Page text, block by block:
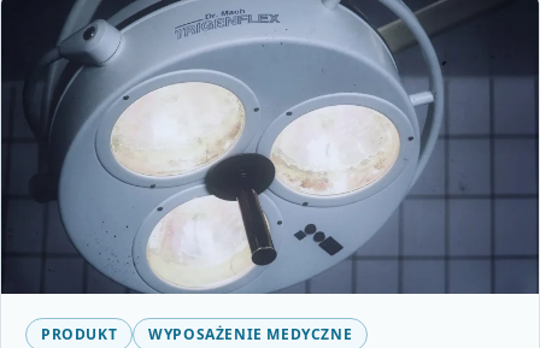
PRODUKT WYPOSAŻENIE MEDYCZNE